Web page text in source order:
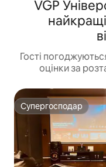
VGP
Гості
оцінки за
Супергосподар
Супергосподар